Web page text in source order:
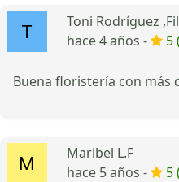
Toni Rodríguez
hace 4 años -
5
Buena floristería con más
Maribel L.F
hace 5 años -
5